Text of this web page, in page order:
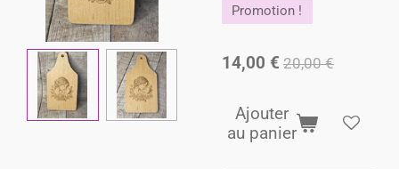
Promotion !
14,00 € 20,00 €
Ajouter
au panier